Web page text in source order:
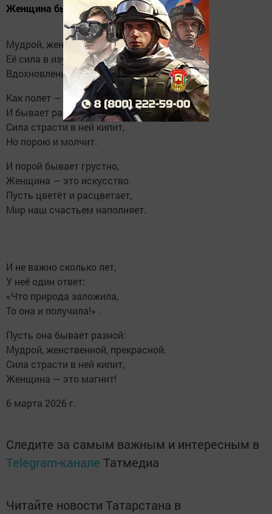
Женщина бывает разной:
Мудрой, женственной, прекрасной.
Её сила в изумленьи,
Вдохновленьи, обольщеньи.
Как полет — она воздушна,
И бывает равнодушна.
Сила страсти в ней кипит,
Но порою и молчит.
И порой бывает грустно,
Женщина — это искусство.
Пусть цветёт и расцветает,
Мир наш счастьем наполняет.
И не важно сколько лет,
У неё один ответ:
«Что природа заложила,
То она и получила!» .
Пусть она бывает разной:
Мудрой, женственной, прекрасной.
Сила страсти в ней кипит,
Женщина — это магнит!
6 марта 2026 г.
Следите за самым важным и интересным в
Telegram-канале Татмедиа
Читайте новости Татарстана в